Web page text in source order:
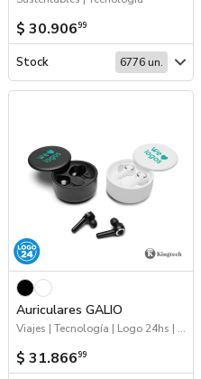
$ 30.90699
Stock 6776 un.
Auriculares GALIO
Viajes | Tecnología | Logo 24hs | 2026 Minería
$ 31.86699